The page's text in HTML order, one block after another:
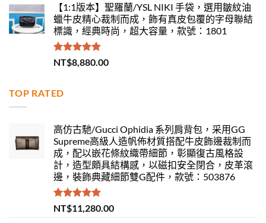
【1:1版本】聖羅蘭/YSL NIKI 手袋，選用皺紋油
蠟牛皮精心裁制而成，飾有真皮包覆的字母聯結
標識，經典時尚，超大容量，款號：1801
評分 5.00
滿分 5
NT$8,880.00
TOP RATED
高仿古馳/Gucci Ophidia 系列肩背包，采用GG
Supreme高級人造帆佈材質搭配牛皮飾邊裁制而
成，配以嵌花條紋織帶細節，彰顯復古風格設
計，造型頗具結構感，以磁扣安全閉合，皮革滾
邊，裝飾典藏細節雙G配件，款號：503876
評分5.00
滿分 5
NT$11,280.00